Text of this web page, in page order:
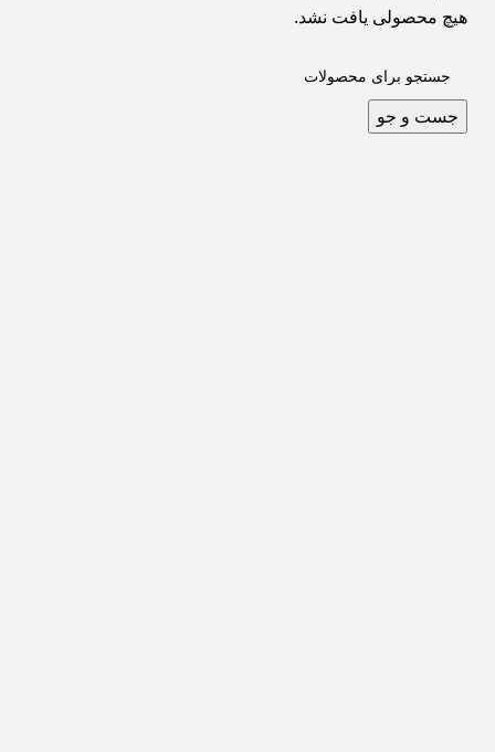
هیچ محصولی یافت نشد.
جست و جو